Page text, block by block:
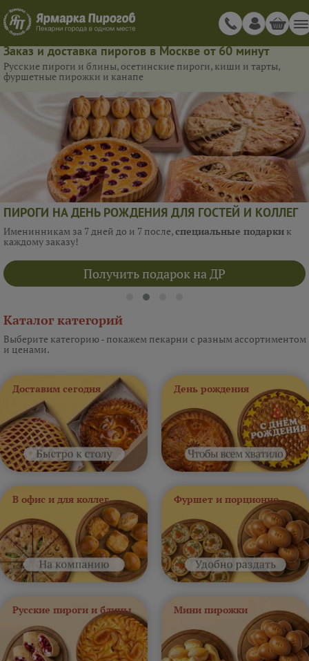
Заказ и доставка пирогов в Москве от 60 минут
Русские пироги и блины, осетинские пироги, киши и тарты,
фуршетные пирожки и канапе
ПИРОГИ НА ДЕНЬ РОЖДЕНИЯ ДЛЯ ГОСТЕЙ И КОЛЛЕГ
Именинникам за 7 дней до и 7 после,специальные подарки к
каждому заказу!
Получить подарок на ДР
Каталог категорий
Выберите категорию - покажем пекарни с разным ассортиментом
и ценами.
Доставим сегодня День рождения
В офис и для коллег Фуршет и порционно
Русские пироги и блины Мини пирожки